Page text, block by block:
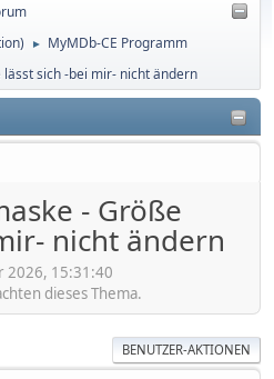
► MyMDb-CE Programm
sich -bei mir- nicht ändern
- Größe
nicht ändern
2026, 15:31:40
dieses Thema.
BENUTZER-AKTIONEN